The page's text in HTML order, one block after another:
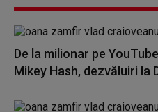
De la milionar pe
Mikey Hash, dezvăluiri la